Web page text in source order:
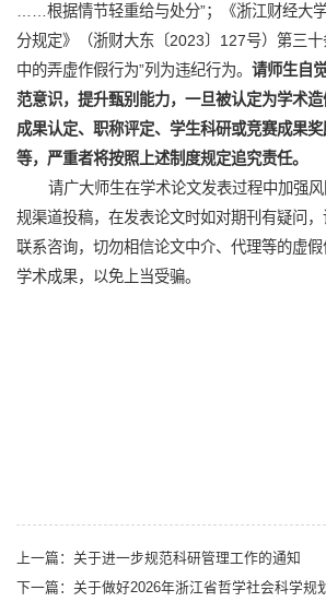
……根据情节轻重给与处分”；《浙江财经大
分规定》（浙财大东〔2023〕127号）第三
中的弄虚作假行为”列为违纪行为。 请师生自
范意识，提升甄别能力， 一旦被认定为学术
成果认定、 职称评定、学生科研或竞赛成果
等，严重者将按照上述制度规定追究责任。
请广大师生在学术论文发表过程中加强
规渠道投稿，在发表论文时如对期刊有疑问
联系咨询，切勿相信论文中介、代理等的虚
学术成果，以免上当受骗。
上一篇： 关于进一步规范科研管理工作的通知
下一篇： 关于做好2026年浙江省哲学社会科学规